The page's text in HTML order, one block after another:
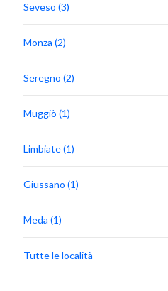
Seveso (3)
Monza (2)
Seregno (2)
Muggiò (1)
Limbiate (1)
Giussano (1)
Meda (1)
Tutte le località